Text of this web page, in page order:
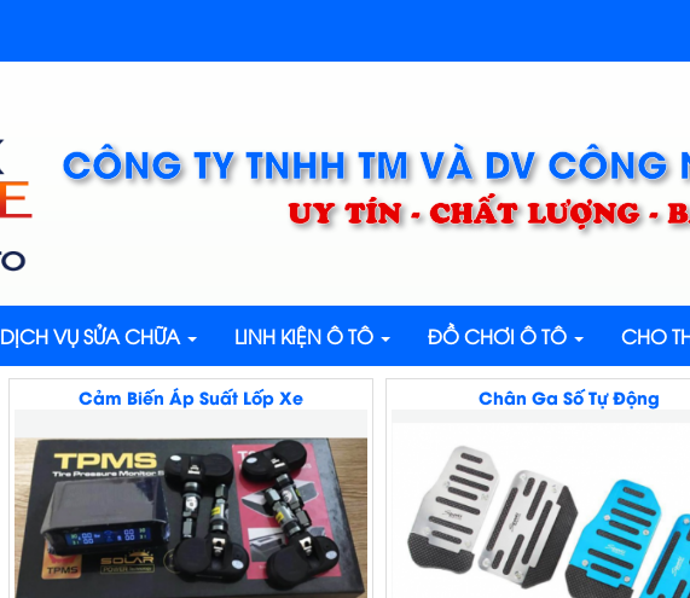
CÔNG TY TNHH TM VÀ DV CÔNG
UY TÍN - CHẤT LƯỢNG -
DỊCH VỤ SỬA CHỮA LINH KIỆN Ô TÔ ĐỒ CHƠI Ô TÔ CHO
Cảm Biến Áp Suất Lốp Xe Chân Ga Số Tự Động